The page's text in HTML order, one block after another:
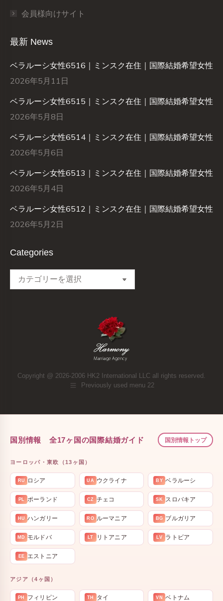
会員様向けサイト
最新 News
ベラルーシ女性6516｜ミンスク在住｜国際結婚希望女性
2026年5月11日
ベラルーシ女性6515｜ミンスク在住｜国際結婚希望女性
2026年5月8日
ベラルーシ女性6514｜ミンスク在住｜国際結婚希望女性
2026年5月6日
ベラルーシ女性6513｜ミンスク在住｜国際結婚希望女性
2026年5月4日
ベラルーシ女性6512｜ミンスク在住｜国際結婚希望女性
2026年5月2日
Categories
Categories
Copyright @ 2026-2006 HK2 International LLC all rights reserved.
Previously used menu 22
国別情報 全17ヶ国の国際結婚ガイド 国別情報トップ
ヨーロッパ・東欧（13ヶ国）
RU ロシア UA ウクライナ BY ベラルーシ
PL ポーランド CZ チェコ SK スロバキア
HU ハンガリー RO ルーマニア BG ブルガリア
MD モルドバ LT リトアニア LV ラトビア
EE エストニア
アジア（4ヶ国）
PH フィリピン TH タイ VN ベトナム